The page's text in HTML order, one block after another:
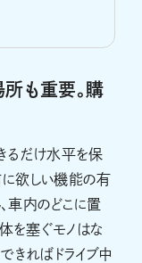
も重要。購
るだけ水平を保
に欲しい機能の有
車内のどこに置
を塞ぐモノはな
きればドライブ中